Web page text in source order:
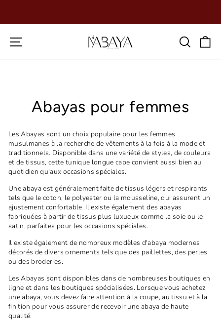
contenu
Abayas pour femmes
Les Abayas sont un choix populaire pour les femmes
musulmanes à la recherche de vêtements à la fois à la mode et
traditionnels. Disponible dans une variété de styles, de couleurs
et de tissus, cette tunique longue cape convient aussi bien au
quotidien qu'aux occasions spéciales.
Une abaya est généralement faite de tissus légers et respirants
tels que le coton, le polyester ou la mousseline, qui assurent un
ajustement confortable. Il existe également des abayas
fabriquées à partir de tissus plus luxueux comme la soie ou le
satin, parfaites pour les occasions spéciales.
Il existe également de nombreux modèles d'abaya modernes
décorés de divers ornements tels que des paillettes, des perles
ou des broderies.
Les Abayas sont disponibles dans de nombreuses boutiques en
ligne et dans les boutiques spécialisées. Lorsque vous achetez
une abaya, vous devez faire attention à la coupe, au tissu et à la
finition pour vous assurer de recevoir une abaya de haute
qualité.